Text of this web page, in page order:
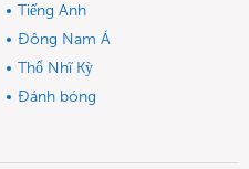
Tiếng Anh
Đông Nam Á
Thổ Nhĩ Kỳ
Đánh bóng